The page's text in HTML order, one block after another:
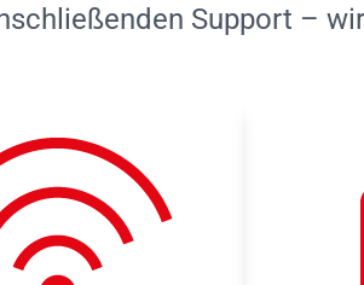
Support –